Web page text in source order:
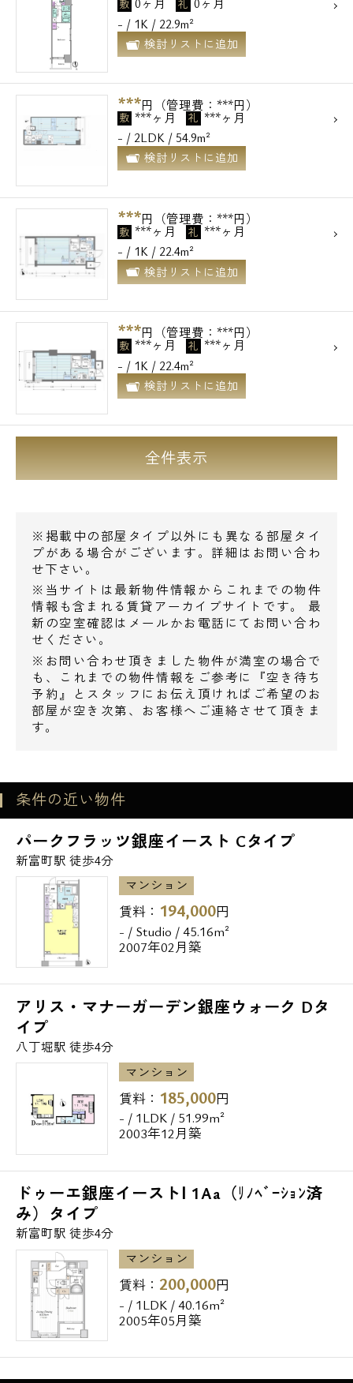
敷 礼
- / 1K / 22.9m²
検討リストに追加
***円（管理費：***円）
敷 ***ヶ月 礼 ***ヶ月
- / 2LDK / 54.9m²
検討リストに追加
***円（管理費：***円）
敷 ***ヶ月 礼 ***ヶ月
- / 1K / 22.4m²
検討リストに追加
***円（管理費：***円）
敷 ***ヶ月 礼 ***ヶ月
- / 1K / 22.4m²
検討リストに追加
全件表示
※掲載中の部屋タイプ以外にも異なる部屋タイ
プがある場合がございます。詳細はお問い合わ
せ下さい。
※当サイトは最新物件情報からこれまでの物件
情報も含まれる賃貸アーカイブサイトです。 最
新の空室確認はメールかお電話にてお問い合わ
せください。
※お問い合わせ頂きました物件が満室の場合で
も、これまでの物件情報をご参考に『空き待ち
予約』とスタッフにお伝え頂ければご希望のお
部屋が空き次第、お客様へご連絡させて頂きま
す。
条件の近い物件
パークフラッツ銀座イースト Cタイプ
新富町駅 徒歩4分
マンション
賃料： 194,000円
- / Studio / 45.16m²
2007年02月築
アリス・マナーガーデン銀座ウォーク Dタ
イプ
八丁堀駅 徒歩4分
マンション
賃料： 185,000円
- / 1LDK / 51.99m²
2003年12月築
ドゥーエ銀座イーストⅠ 1Aa（ﾘﾉﾍﾞｰｼｮﾝ済
み）タイプ
新富町駅 徒歩4分
マンション
賃料： 200,000円
- / 1LDK / 40.16m²
2005年05月築
電話でお問い合わせ
0120-500-529
営業時間 10：00～18：00
メールでお問い合わせ
お問い合わせ